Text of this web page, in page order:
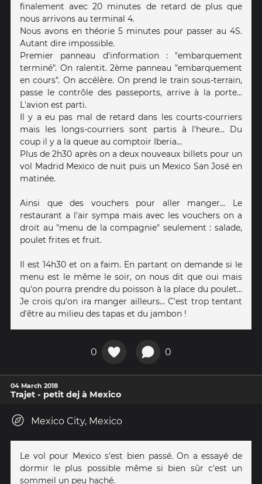
finalement avec 20 minutes de retard de plus que
nous arrivons au terminal 4.
Nous avons en théorie 5 minutes pour passer au 4S.
Autant dire impossible.
Premier panneau d'information : "embarquement
terminé". On ralentit. 2ème panneau "embarquement
en cours". On accélère. On prend le train sous-terrain,
passe le contrôle des passeports, arrive à la porte...
L'avion est parti.
Il y a eu pas mal de retard dans les courts-courriers
mais les longs-courriers sont partis à l'heure... Du
coup il y a la queue au comptoir Iberia...
Plus de 2h30 après on a deux nouveaux billets pour un
vol Madrid Mexico de nuit puis un Mexico San José en
matinée.
Ainsi que des vouchers pour aller manger... Le
restaurant a l'air sympa mais avec les vouchers on a
droit au "menu de la compagnie" seulement : salade,
poulet frites et fruit.
Il est 14h30 et on a faim. En partant on demande si le
menu est le même le soir, on nous dit que oui mais
qu'on pourra prendre du poisson à la place du poulet...
Je crois qu'on ira manger ailleurs... C'est trop tentant
d'être au milieu des tapas et du jambon !
0 0
04 March 2018
Trajet - petit dej à Mexico
Mexico City, Mexico
Le vol pour Mexico s'est bien passé. On a essayé de
dormir le plus possible même si bien sûr c'est un
sommeil un peu haché.